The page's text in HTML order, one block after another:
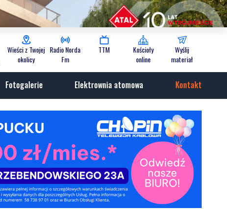
Wieści z Twojej
okolicy
Radio Norda
Fm
TTM
Kościoły
online
Wyślij
materiał
Fotogalerie Elektrownia atomowa Kontakt